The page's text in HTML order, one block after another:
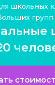
школьных
групп
остальном!